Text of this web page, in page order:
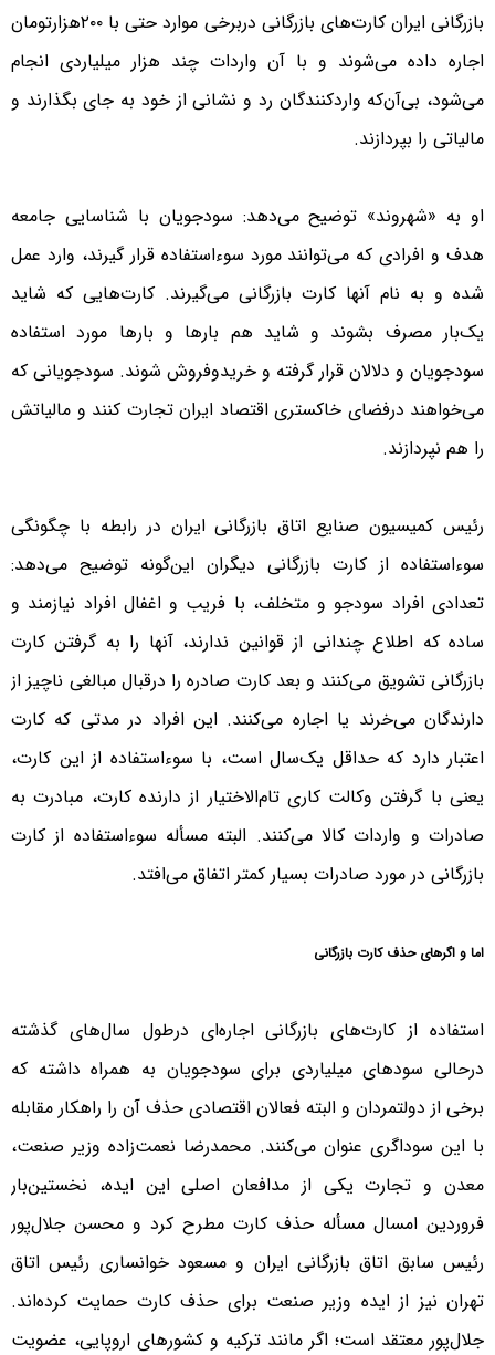
بازرگانی ایران کارت‌های بازرگانی دربرخی موارد حتی با ٢٠٠‌هزارتومان
اجاره داده می‌شوند و با آن واردات چند‌ هزار میلیاردی انجام
می‌شود، بی‌آن‌که واردکنندگان رد و نشانی از خود به جای بگذارند و
مالیاتی را بپردازند.
او به «شهروند» توضیح می‌دهد: سودجویان با شناسایی جامعه
هدف و افرادی که می‌توانند مورد سوءاستفاده قرار گیرند، وارد عمل
شده و به نام آنها کارت بازرگانی می‌گیرند. کارت‌هایی که شاید
یک‌بار مصرف بشوند و شاید هم بارها و بارها مورد استفاده
سودجویان و دلالان قرار گرفته و خریدوفروش شوند. سودجویانی که
می‌خواهند درفضای خاکستری اقتصاد ایران تجارت کنند و مالیاتش
را هم نپردازند.
رئیس کمیسیون صنایع اتاق بازرگانی ایران در رابطه با چگونگی
سوءاستفاده از کارت بازرگانی دیگران این‌گونه توضیح می‌دهد:
تعدادی افراد سودجو و متخلف، با فریب و اغفال افراد نیازمند و
ساده‌ که اطلاع چندانی از قوانین ندارند، آنها را به گرفتن کارت
بازرگانی تشویق می‌کنند و بعد کارت صادره را درقبال مبالغی ناچیز از
دارندگان می‌خرند یا اجاره می‌کنند. این افراد در مدتی که کارت
اعتبار دارد که حداقل یک‌سال است، با سوءاستفاده از این کارت،
یعنی با گرفتن وکالت کاری تام‌الاختیار از دارنده کارت، مبادرت به
صادرات و واردات کالا می‌کنند. البته مسأله سوءاستفاده از کارت
بازرگانی در مورد صادرات بسیار کمتر اتفاق می‌افتد.
اما و اگرهای حذف کارت بازرگانی
استفاده از کارت‌های بازرگانی اجاره‌ای درطول سال‌های گذشته
درحالی سودهای میلیاردی برای سودجویان به همراه داشته که
برخی از دولتمردان و البته فعالان اقتصادی حذف آن را راهکار مقابله
با این سوداگری عنوان می‌کنند. محمدرضا نعمت‌زاده وزیر صنعت،
معدن و تجارت یکی از مدافعان اصلی این ایده، نخستین‌بار
فروردین امسال مسأله حذف کارت مطرح کرد و محسن جلال‌پور
رئیس سابق اتاق بازرگانی ایران و مسعود خوانساری رئیس اتاق
تهران نیز از ایده وزیر صنعت برای حذف کارت حمایت کرده‌اند.
جلال‌پور معتقد است؛ اگر مانند ترکیه و کشورهای اروپایی، عضویت